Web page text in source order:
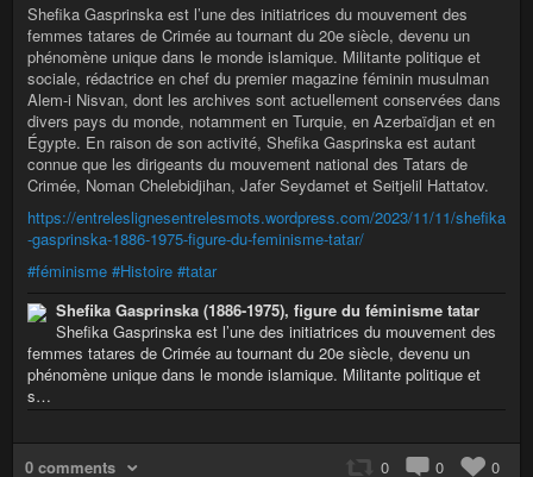
Shefika Gasprinska est l’une des initiatrices du mouvement des
femmes tatares de Crimée au tournant du 20e siècle, devenu un
phénomène unique dans le monde islamique. Militante politique et
sociale, rédactrice en chef du premier magazine féminin musulman
Alem-i Nisvan, dont les archives sont actuellement conservées dans
divers pays du monde, notamment en Turquie, en Azerbaïdjan et en
Égypte. En raison de son activité, Shefika Gasprinska est autant
connue que les dirigeants du mouvement national des Tatars de
Crimée, Noman Chelebidjihan, Jafer Seydamet et Seitjelil Hattatov.
https://entreleslignesentrelesmots.wordpress.com/2023/11/11/shefika
-gasprinska-1886-1975-figure-du-feminisme-tatar/
#féminisme #Histoire #tatar
Shefika Gasprinska (1886-1975), figure du féminisme tatar
Shefika Gasprinska est l’une des initiatrices du mouvement des
femmes tatares de Crimée au tournant du 20e siècle, devenu un
phénomène unique dans le monde islamique. Militante politique et
s…
0 comments 0 0 0